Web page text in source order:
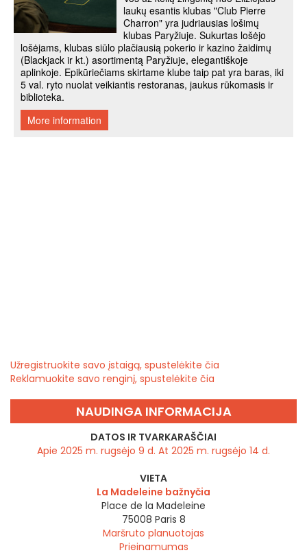
Užregistruokite savo įstaigą, spustelėkite čia
Reklamuokite savo renginį, spustelėkite čia
NAUDINGA INFORMACIJA
DATOS IR TVARKARAŠČIAI
Apie 2025 m. rugsėjo 9 d. At 2025 m. rugsėjo 14 d.
VIETA
La Madeleine bažnyčia
Place de la Madeleine
75008 Paris 8
Maršruto planuotojas
Prieinamumas